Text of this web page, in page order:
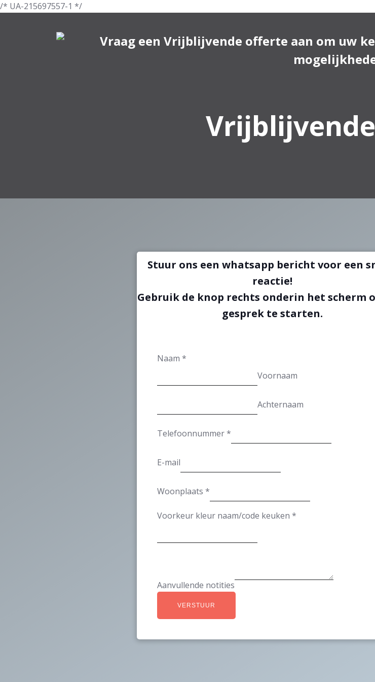
/* UA-215697557-1 */
Stuur ons een whatsapp bericht voor een
reactie!
Gebruik de knop rechts onderin het scherm
gesprek te starten.
Naam *
Voornaam
Achternaam
Telefoonnummer*
E-mail
Woonplaats *
Voorkeur kleur naam/code keuken *
Aanvullende notities
VERSTUUR